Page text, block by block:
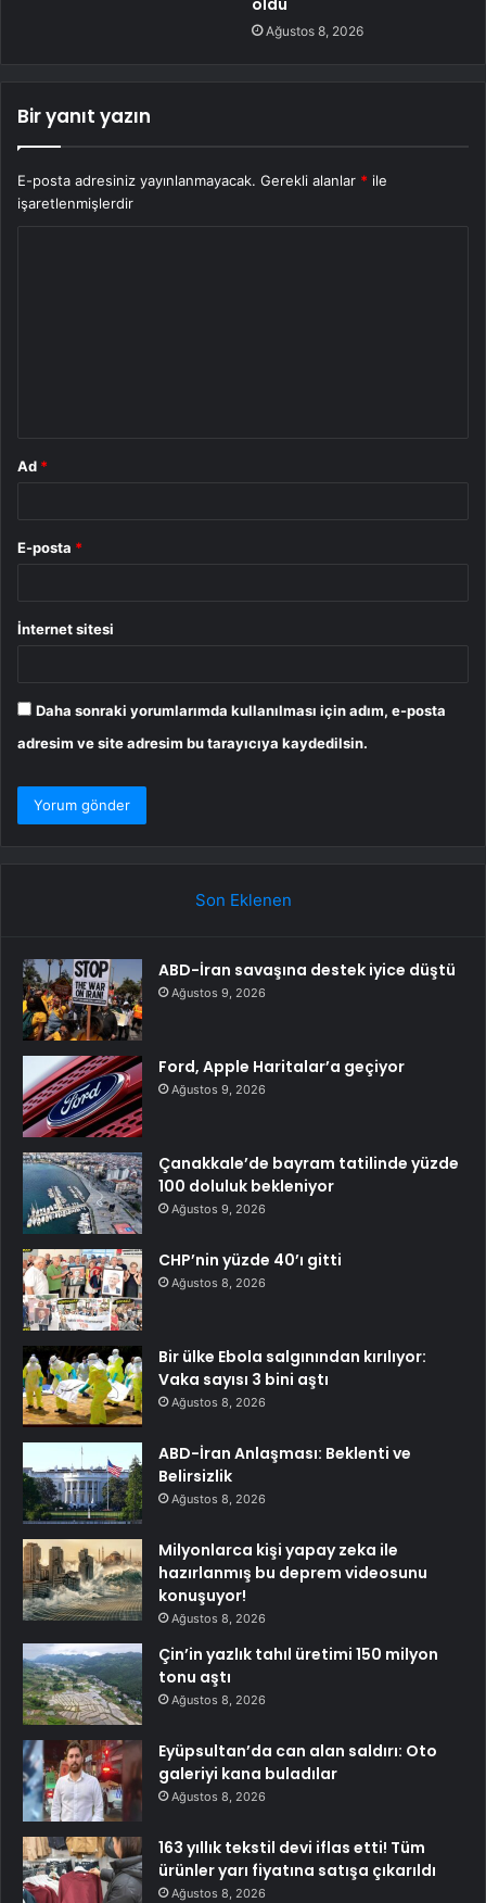
oldu
Ağustos 8, 2026
Bir yanıt yazın
E-posta adresiniz yayınlanmayacak. Gerekli alanlar * ile
işaretlenmişlerdir
Ad *
E-posta *
İnternet sitesi
Daha sonraki yorumlarımda kullanılması için adım, e-posta
adresim ve site adresim bu tarayıcıya kaydedilsin.
Son Eklenen
ABD-İran savaşına destek iyice düştü
Ağustos 9, 2026
Ford, Apple Haritalar’a geçiyor
Ağustos 9, 2026
Çanakkale’de bayram tatilinde yüzde
100 doluluk bekleniyor
Ağustos 9, 2026
CHP’nin yüzde 40’ı gitti
Ağustos 8, 2026
Bir ülke Ebola salgınından kırılıyor:
Vaka sayısı 3 bini aştı
Ağustos 8, 2026
ABD-İran Anlaşması: Beklenti ve
Belirsizlik
Ağustos 8, 2026
Milyonlarca kişi yapay zeka ile
hazırlanmış bu deprem videosunu
konuşuyor!
Ağustos 8, 2026
Çin’in yazlık tahıl üretimi 150 milyon
tonu aştı
Ağustos 8, 2026
Eyüpsultan’da can alan saldırı: Oto
galeriyi kana buladılar
Ağustos 8, 2026
163 yıllık tekstil devi iflas etti! Tüm
ürünler yarı fiyatına satışa çıkarıldı
Ağustos 8, 2026